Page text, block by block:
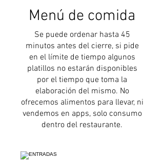
Menú de comida
Se puede ordenar hasta 45
minutos antes del cierre, si pide
en el límite de tiempo algunos
platillos no estarán disponibles
por el tiempo que toma la
elaboración del mismo. No
ofrecemos alimentos para llevar, ni
vendemos en apps, solo consumo
dentro del restaurante.